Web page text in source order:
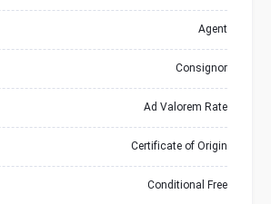
Agent
Consignor
Ad Valorem Rate
Certificate of Origin
Conditional Free